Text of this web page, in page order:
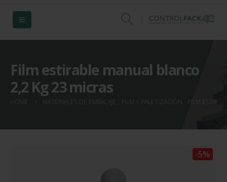
Film estirable manual blanco
2,2 Kg 23 micras
HOME MATERIALES DE EMBALAJE FILM Y PALETIZACIÓN FILM
-5%